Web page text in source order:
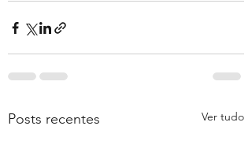
Posts recentes Ver tudo